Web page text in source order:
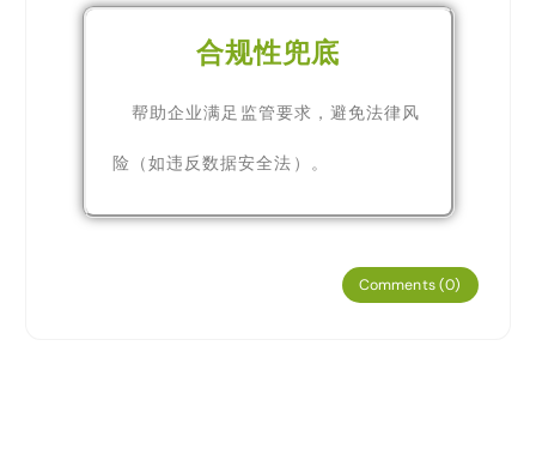
合规性兜底
帮助企业满足监管要求，避免法律风
险（如违反数据安全法）。
Comments (0)